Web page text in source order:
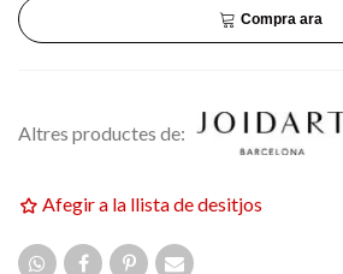
Compra ara
Altres productes de:
Afegir a la llista de desitjos